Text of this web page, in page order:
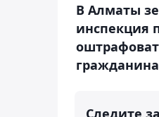
В Алматы
инспекция
гражданина
Следите